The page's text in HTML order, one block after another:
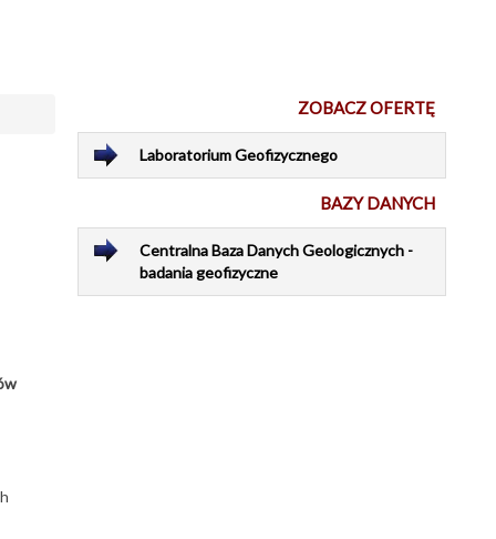
ZOBACZ OFERTĘ
Laboratorium Geofizycznego
BAZY DANYCH
Centralna Baza Danych Geologicznych -
badania geofizyczne